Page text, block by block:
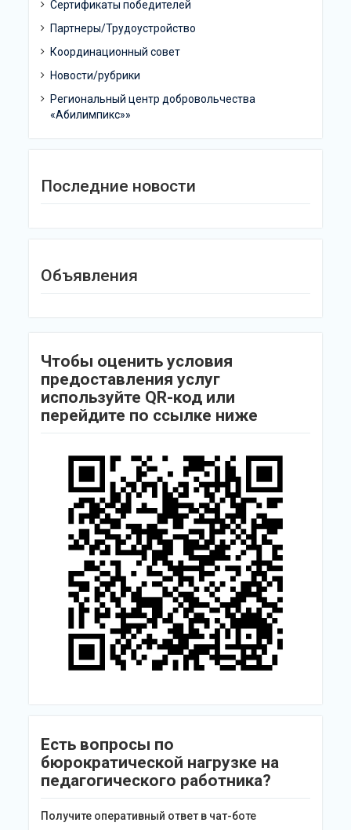
Сертификаты победителей
Партнеры/Трудоустройство
Координационный совет
Новости/рубрики
Региональный центр добровольчества
«Абилимпикс»»
Последние новости
Объявления
Чтобы оценить условия
предоставления услуг
используйте QR-код или
перейдите по ссылке ниже
Есть вопросы по
бюрократической нагрузке на
педагогического работника?
Получите оперативный ответ в чат-боте